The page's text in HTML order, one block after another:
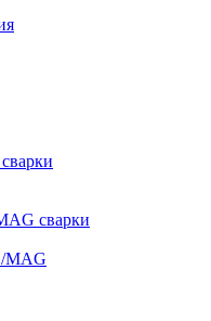
сварки
MAG